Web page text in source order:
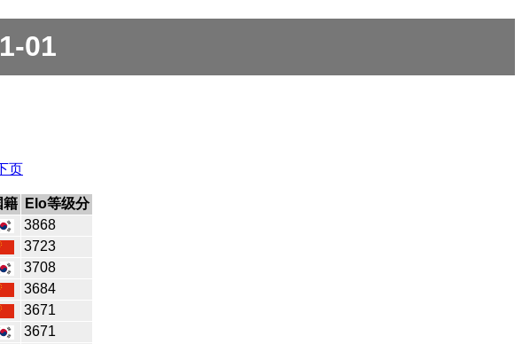
01
页
籍
Elo等级分
3868
3723
3708
3684
3671
3671